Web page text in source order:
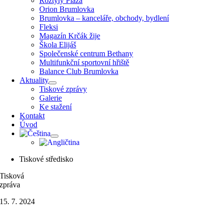
Orion Brumlovka
Brumlovka – kanceláře, obchody, bydlení
Fleksi
Magazín Krčák žije
Škola Elijáš
Společenské centrum Bethany
Multifunkční sportovní hřiště
Balance Club Brumlovka
Aktuality
Tiskové zprávy
Galerie
Ke stažení
Kontakt
Úvod
Tiskové středisko
Tisková
zpráva
15. 7. 2024